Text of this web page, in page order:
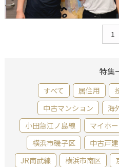
1
特集
すべて 居住用
中古マンション
海
小田急江ノ島線
マイホ
横浜市磯子区
中古戸建
JR南武線
横浜市南区